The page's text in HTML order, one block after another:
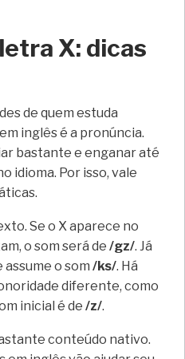
X: dicas
de quem estuda
inglês é a pronúncia.
bastante e enganar até
idioma. Por isso, vale
Se o X aparece no
o som será de /gz/. Já
o som /ks/. Há
diferente, como
inicial é de /z/.
conteúdo nativo.